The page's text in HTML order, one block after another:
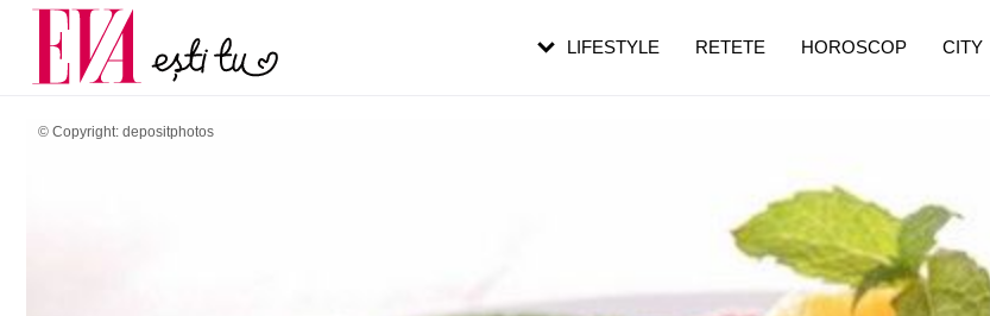
© Copyright: depositphotos
LIFESTYLE RETETE HOROSCOP CITY
Carieră
Actualitate
pe măsură ce înaintezi în vârstă
de dureroasă este investigația